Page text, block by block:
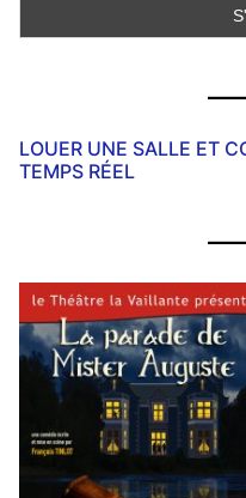
LOUER UNE SALLE ET
TEMPS RÉEL